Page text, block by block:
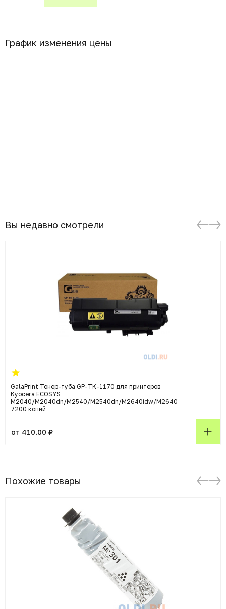
График изменения цены
Вы недавно смотрели
GalaPrint Тонер-туба GP-TK-1170 для принтеров
Kyocera ECOSYS
M2040/M2040dn/M2540/M2540dn/M2640idw/M2640
7200 копий
от 410.00 ₽
Похожие товары